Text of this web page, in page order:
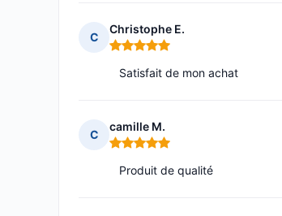
C
Christophe E.
Note : 5 sur 5
Satisfait de mon achat
C
camille M.
Note : 5 sur 5
Produit de qualité